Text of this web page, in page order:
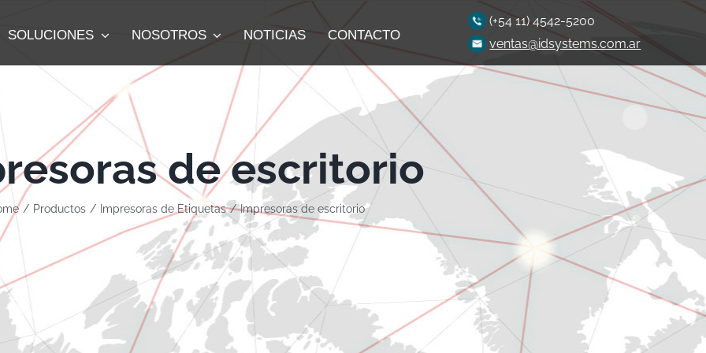
SOLUCIONES NOSOTROS NOTICIAS CONTACTO
(+54 11) 4542-5200
ventas@idsystems.com.ar
de escritorio
Productos Impresoras de Etiquetas Impresoras de escritorio